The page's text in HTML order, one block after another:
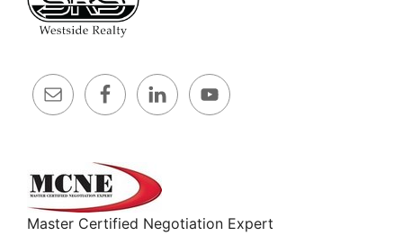
Master Certified Negotiation Expert